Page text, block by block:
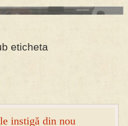
de porci în costume, cu gulere albe
eticheta
instigă din nou